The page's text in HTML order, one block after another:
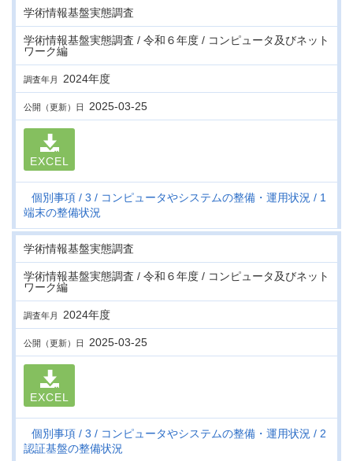
学術情報基盤実態調査
学術情報基盤実態調査 / 令和６年度 / コンピュータ及びネット
ワーク編
調査年月 2024年度
公開（更新）日 2025-03-25
EXCEL
個別事項 3 コンピュータやシステムの整備・運用状況
1
端末の整備状況
学術情報基盤実態調査
学術情報基盤実態調査 / 令和６年度 / コンピュータ及びネット
ワーク編
調査年月 2024年度
公開（更新）日 2025-03-25
EXCEL
個別事項 3 コンピュータやシステムの整備・運用状況
2
認証基盤の整備状況